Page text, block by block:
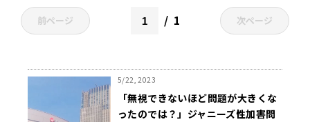
前ページ 1 次ページ
5/22, 2023
「無視できないほど問題が大きくな
ったのでは？」ジャニーズ性加害問